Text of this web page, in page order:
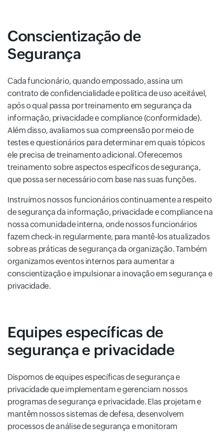
Conscientização de
Segurança
Cada funcionário, quando empossado, assina um
contrato de confidencialidade e política de uso aceitável,
após o qual passa por treinamento em segurança da
informação, privacidade e compliance (conformidade).
Além disso, avaliamos sua compreensão por meio de
testes e questionários para determinar em quais tópicos
ele precisa de treinamento adicional. Oferecemos
treinamento sobre aspectos específicos de segurança,
que possa ser necessário com base nas suas funções.
Instruímos nossos funcionários continuamente a respeito
de segurança da informação, privacidade e compliance na
nossa comunidade interna, onde nossos funcionários
fazem check-in regularmente, para mantê-los atualizados
sobre as práticas de segurança da organização. Também
organizamos eventos internos para aumentar a
conscientização e impulsionar a inovação em segurança e
privacidade.
Equipes específicas de
segurança e privacidade
Dispomos de equipes específicas de segurança e
privacidade que implementam e gerenciam nossos
programas de segurança e privacidade. Elas projetam e
mantêm nossos sistemas de defesa, desenvolvem
processos de análise de segurança e monitoram